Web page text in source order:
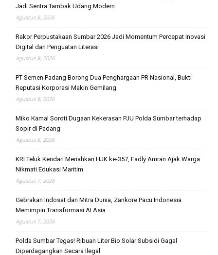
Jadi Sentra Tambak Udang Modern
Agustus 8, 2026
Rakor Perpustakaan Sumbar 2026 Jadi Momentum Percepat Inovasi
Digital dan Penguatan Literasi
Agustus 8, 2026
PT Semen Padang Borong Dua Penghargaan PR Nasional, Bukti
Reputasi Korporasi Makin Gemilang
Agustus 8, 2026
Miko Kamal Soroti Dugaan Kekerasan PJU Polda Sumbar terhadap
Sopir di Padang
Agustus 8, 2026
KRI Teluk Kendari Meriahkan HJK ke-357, Fadly Amran Ajak Warga
Nikmati Edukasi Maritim
Agustus 7, 2026
Gebrakan Indosat dan Mitra Dunia, Zankore Pacu Indonesia
Memimpin Transformasi AI Asia
Agustus 7, 2026
Polda Sumbar Tegas! Ribuan Liter Bio Solar Subsidi Gagal
Diperdagangkan Secara Ilegal